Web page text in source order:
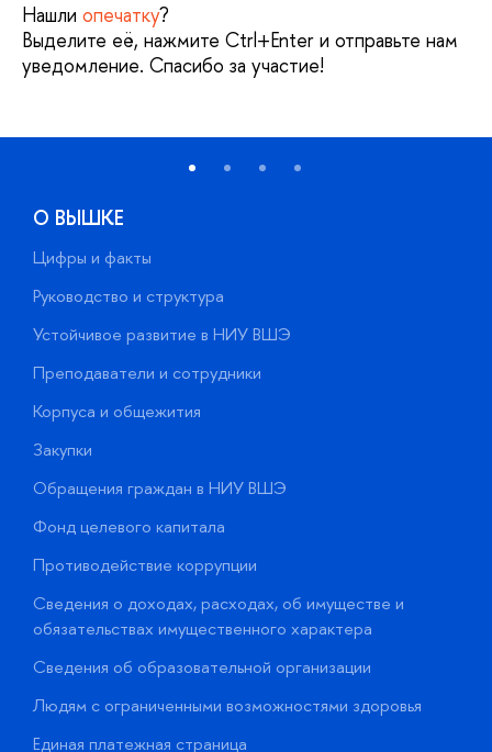
Нашли опечатку?
Выделите её, нажмите Ctrl+Enter и отправьте нам
уведомление. Спасибо за участие!
О ВЫШКЕ
Цифры и факты
Руководство и структура
Устойчивое развитие в НИУ ВШЭ
Преподаватели и сотрудники
Корпуса и общежития
Закупки
Обращения граждан в НИУ ВШЭ
Фонд целевого капитала
Противодействие коррупции
Сведения о доходах, расходах, об имуществе и
обязательствах имущественного характера
Сведения об образовательной организации
Людям с ограниченными возможностями здоровья
Единая платежная страница